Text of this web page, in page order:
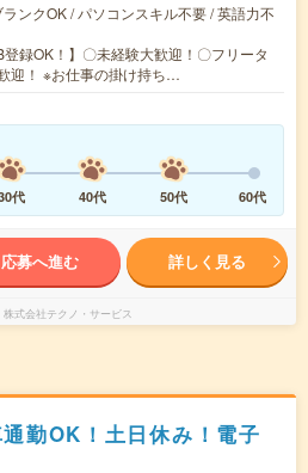
ンクOK / パソコンスキル不要 / 英語力不
登録OK！】〇未経験大歓迎！〇フリータ
迎！ ※お仕事の掛け持ち…
代 40代 50代 60代
応募へ進む 詳しく見る
株式会社テクノ・サービス
勤OK！土日休み！電子